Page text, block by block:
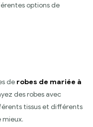
options de
de robes de mariée à
des robes avec
tissus et différents
mieux.